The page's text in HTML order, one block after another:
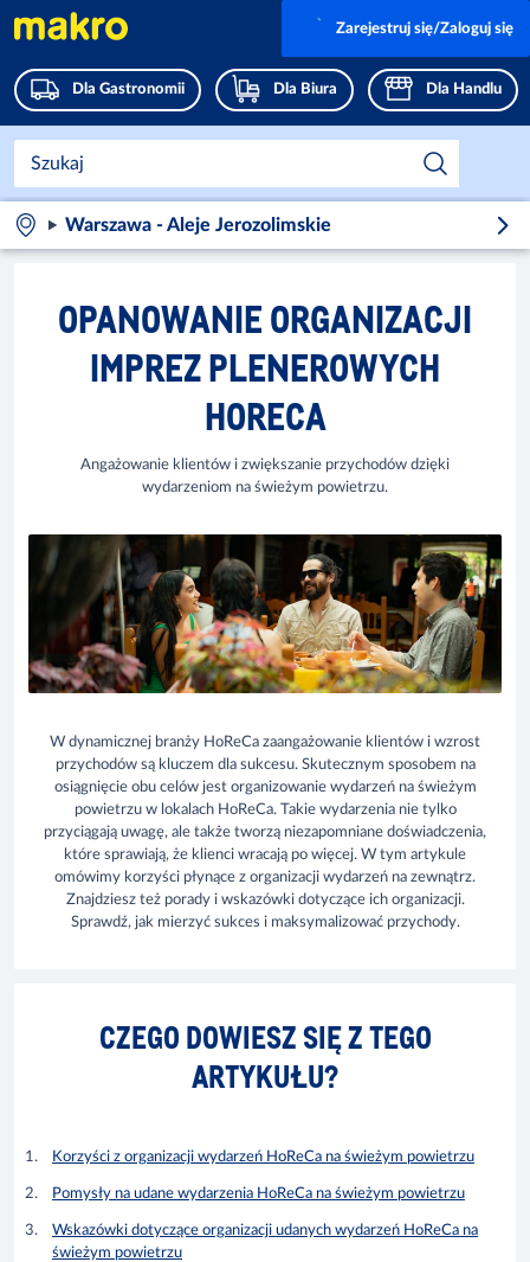
Dla Gastronomii Dla Biura Dla Handlu
Zarejestruj się/Zaloguj się
Warszawa - Aleje Jerozolimskie
OPANOWANIE ORGANIZACJI
IMPREZ PLENEROWYCH
HORECA
Angażowanie klientów i zwiększanie przychodów dzięki
wydarzeniom na świeżym powietrzu.
W dynamicznej branży HoReCa zaangażowanie klientów i wzrost
przychodów są kluczem dla sukcesu. Skutecznym sposobem na
osiągnięcie obu celów jest organizowanie wydarzeń na świeżym
powietrzu w lokalach HoReCa. Takie wydarzenia nie tylko
przyciągają uwagę, ale także tworzą niezapomniane doświadczenia,
które sprawiają, że klienci wracają po więcej. W tym artykule
omówimy korzyści płynące z organizacji wydarzeń na zewnątrz.
Znajdziesz też porady i wskazówki dotyczące ich organizacji.
Sprawdź, jak mierzyć sukces i maksymalizować przychody.
CZEGO DOWIESZ SIĘ Z TEGO
ARTYKUŁU?
Korzyści z organizacji wydarzeń HoReCa na świeżym powietrzu
Pomysły na udane wydarzenia HoReCa na świeżym powietrzu
Wskazówki dotyczące organizacji udanych wydarzeń HoReCa na
świeżym powietrzu